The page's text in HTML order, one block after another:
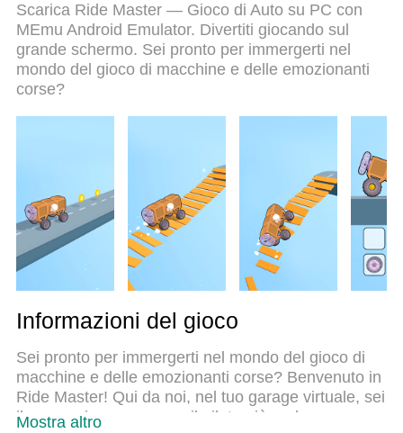
9 è la scelta migliore per giocare a Ride Master —
Gioco di Auto su PC. Realizzato sulla base della
nostra esperienza, lo squisito sistema di mappatura
dei tasti preimpostati rende Ride Master — Gioco di
Auto un vero e proprio gioco per PC. MEmu è un
emulazione può liberare tutto il potenziale del tuo
PC, rendendo tutto fluido.
Scarica Ride Master — Gioco di Auto su PC con
MEmu Android Emulator. Divertiti giocando sul
grande schermo. Sei pronto per immergerti nel
mondo del gioco di macchine e delle emozionanti
corse?
Informazioni del gioco
Sei pronto per immergerti nel mondo del gioco di
macchine e delle emozionanti corse? Benvenuto in
Ride Master! Qui da noi, nel tuo garage virtuale, sei
il meccanico supremo e il pilota più audace.
Mostra altro